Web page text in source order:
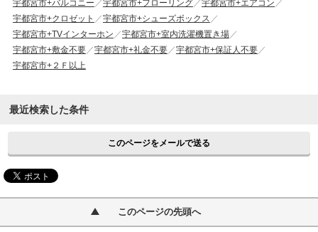
宇都宮市+バルコニー
宇都宮市+フローリング
宇都宮市+エアコン
宇都宮市+クロゼット
宇都宮市+シューズボックス
宇都宮市+TVインターホン
宇都宮市+室内洗濯機置き場
宇都宮市+敷金不要
宇都宮市+礼金不要
宇都宮市+保証人不要
宇都宮市+２Ｆ以上
最近検索した条件
このページをメールで送る
このページの先頭へ